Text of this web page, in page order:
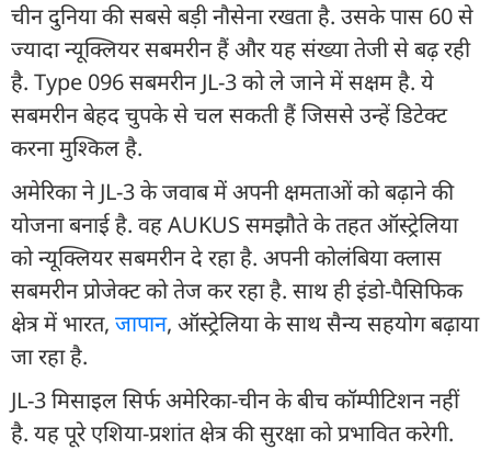
चीन दुनिया की सबसे बड़ी नौसेना रखता है. उसके पास 60 से
ज्यादा न्यूक्लियर सबमरीन हैं और यह संख्या तेजी से बढ़ रही
है. Type 096 सबमरीन JL-3 को ले जाने में सक्षम है. ये
सबमरीन बेहद चुपके से चल सकती हैं जिससे उन्हें डिटेक्ट
करना मुश्किल है.
अमेरिका ने JL-3 के जवाब में अपनी क्षमताओं को बढ़ाने की
योजना बनाई है. वह AUKUS समझौते के तहत ऑस्ट्रेलिया
को न्यूक्लियर सबमरीन दे रहा है. अपनी कोलंबिया क्लास
सबमरीन प्रोजेक्ट को तेज कर रहा है. साथ ही इंडो-पैसिफिक
क्षेत्र में भारत, जापान, ऑस्ट्रेलिया के साथ सैन्य सहयोग बढ़ाया
जा रहा है.
JL-3 मिसाइल सिर्फ अमेरिका-चीन के बीच कॉम्पीटिशन नहीं
है. यह पूरे एशिया-प्रशांत क्षेत्र की सुरक्षा को प्रभावित करेगी.